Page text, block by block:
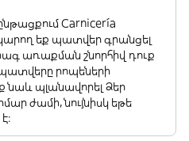
Carnicería
կարող եք պատվեր գրանցել
առաքման շնորհիվ դուք
րոպեների
նաև պլանավորել Ձեր
ժամի, նույնիսկ եթե